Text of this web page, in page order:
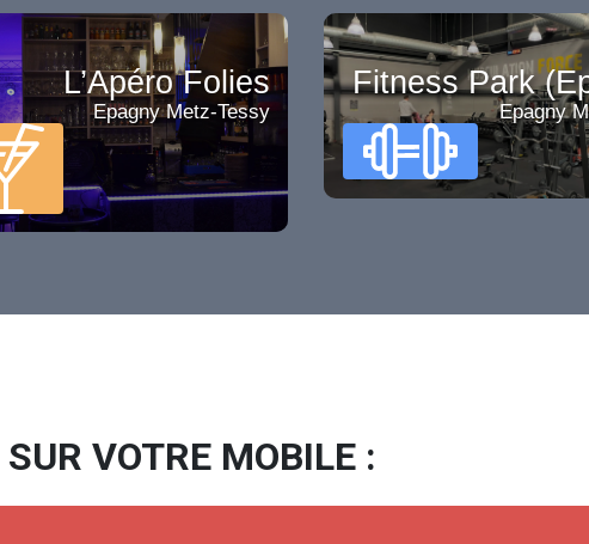
L’Apéro Folies
Epagny Metz-Tessy
Fitness Park
Epagny
VOTRE MOBILE :